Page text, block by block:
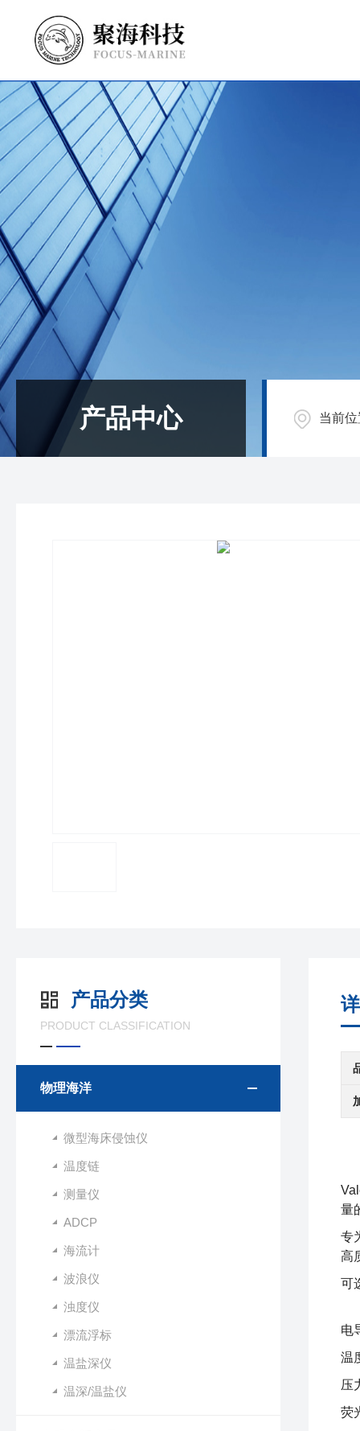
产品中心 当前
产品分类
PRODUCT CLASSIFICATION
物理海洋
微型海床侵蚀仪
温度链
测量仪
ADCP
海流计
波浪仪
浊度仪
漂流浮标
温盐深仪
温深/温盐仪
量
专
高
可
电
温
压
荧